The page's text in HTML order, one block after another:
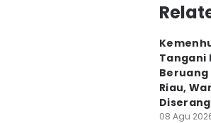
Tangani
Beruang
Riau,
08 Agu